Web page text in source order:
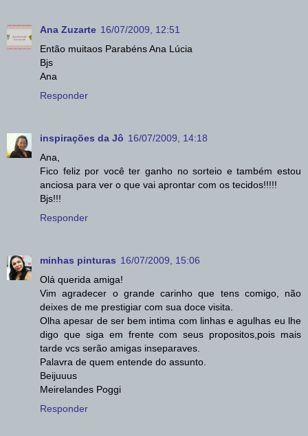
Ana Zuzarte 16/07/2009, 12:51
Então muitaos Parabéns Ana Lúcia
Bjs
Ana
Responder
inspirações da Jô 16/07/2009, 14:18
Ana,
Fico feliz por você ter ganho no sorteio e também estou
anciosa para ver o que vai aprontar com os tecidos!!!!!
Bjs!!!
Responder
minhas pinturas 16/07/2009, 15:06
Olá querida amiga!
Vim agradecer o grande carinho que tens comigo, não
deixes de me prestigiar com sua doce visita.
Olha apesar de ser bem intima com linhas e agulhas eu lhe
digo que siga em frente com seus propositos,pois mais
tarde vcs serão amigas inseparaves.
Palavra de quem entende do assunto.
Beijuuus
Meirelandes Poggi
Responder